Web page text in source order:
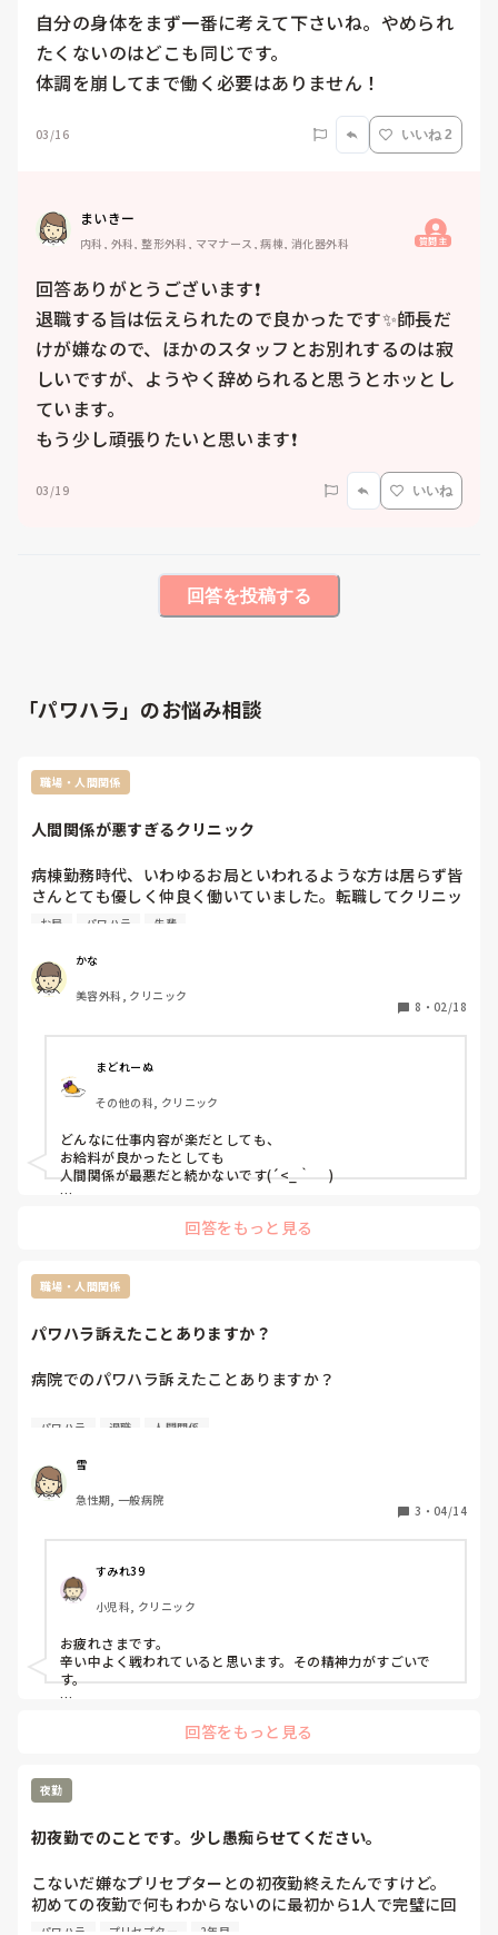
自分の身体をまず一番に考えて下さいね。やめられ
たくないのはどこも同じです。
体調を崩してまで働く必要はありません！
03/16 いいね 2
まいきー
内科, 外科, 整形外科, ママナース, 病棟, 消化器外科 質問主
回答ありがとうございます❗️
退職する旨は伝えられたので良かったです✨師長だ
けが嫌なので、ほかのスタッフとお別れするのは寂
しいですが、ようやく辞められると思うとホッとし
ています。
もう少し頑張りたいと思います❗️
03/19 いいね
回答を投稿する
「パワハラ」のお悩み相談
職場・人間関係
人間関係が悪すぎるクリニック
病棟勤務時代、いわゆるお局といわれるような方は居らず皆
さんとても優しく仲良く働いていました。転職してクリニッ
ク勤務になり、お局さんを初めて体験しています。本当に理
それ以外にも、もはやいじめなのではと思われるような陰
口、悪口、派閥などあります。
できれば長く続けたい職場なのですが、人間関係が終わって
このような人間関係の職場で働いたことのある方いらっしゃ
いますか？
転職したばかりなのですぐに辞めることはしたくないのです
が、毎日しんどくて憂鬱です。
お局 パワハラ 先輩
かな
美容外科, クリニック
8 ・ 02/18
まどれーぬ
その他の科, クリニック
どんなに仕事内容が楽だとしても、
お給料が良かったとしても
人間関係が最悪だと続かないです(´<_｀ 　)
試用期間過ぎちゃった方が辞めづらくなるなーと思ったので。
回答をもっと見る
職場・人間関係
パワハラ訴えたことありますか？
病院でのパワハラ訴えたことありますか？
現在、4年目の看護師です。所属長からのパワハラを院内の
れまでされた事を用紙に手書きで書き出して面談で見てもら
おうと考えています。所属長からのパワハラは昨年の8月か
らはじまっており、周囲の先輩が味方になってくれてこの病
をかけてくれていましたが、現在の病院で2年働かないと寮
費の敷金礼金をやめた月分支払わなくてはならないというペ
ナルティがあるため粘っていました。
今回のパワハラ窓口への相談も病棟の先輩5~6人ほどから背
中を押してもらい、こぎつけました。
しかし、このパワハラ窓口へ相談し、面談することで今後の
た、そういった委員会に所属している方が居るのであれば、
パワハラ 退職 人間関係
雪
急性期, 一般病院
3 ・ 04/14
すみれ39
小児科, クリニック
お疲れさまです。
辛い中よく戦われていると思います。その精神力がすごいで
す。
結局委員会自体も内部の人間がやるので筒抜けだったりして働
られたらそれはおかしいと思います。
実際知人は相談して辞めましたが、あと2年という縛りがある
いと思います。
回答をもっと見る
夜勤
初夜勤でのことです。少し愚痴らせてください。
こないだ嫌なプリセプターとの初夜勤終えたんですけど。
初めての夜勤で何もわからないのに最初から1人で完璧に回
せと言われ、自分なりになんとかやってみるもプリセプター
パワハラ プリセプター 2年目